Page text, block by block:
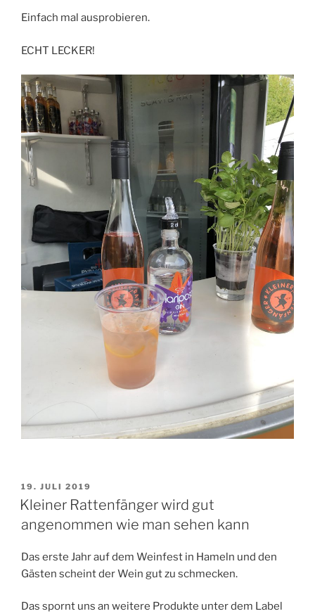
Einfach mal ausprobieren.
ECHT LECKER!
VERÖFFENTLICHT
AM
19. JULI 2019
Kleiner Rattenfänger wird gut
angenommen wie man sehen kann
Das erste Jahr auf dem Weinfest in Hameln und den
Gästen scheint der Wein gut zu schmecken.
Das spornt uns an weitere Produkte unter dem Label